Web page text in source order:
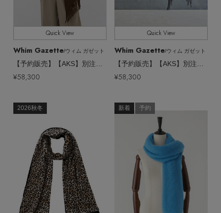
Quick View
Whim Gazette/ウィム ガゼット
【予約販売】【AKS】別注リバーフリンジストール
¥58,300
Quick View
Whim Gazette/ウィム ガゼット
【予約販売】【AKS】別注リバーフリンジストール
¥58,300
2026秋冬 新着 予約